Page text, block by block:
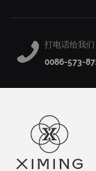
打电话给我们
0086-573-